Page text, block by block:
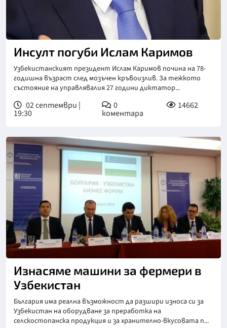
Инсулт погуби Ислам Каримов
Узбекистанският президент Ислам Каримов почина на 78-
годишна възраст след мозъчен кръвоизлив. За тежкото
състояние на управлявалия 27 години диктатор...
02 септември |
19:30
0
коментара
14662
Изнасяме машини за фермери в
Узбекистан
България има реална възможност да разшири износа си за
Узбекистан на оборудване за преработка на
селскостопанска продукция и за хранително-вкусовата п...